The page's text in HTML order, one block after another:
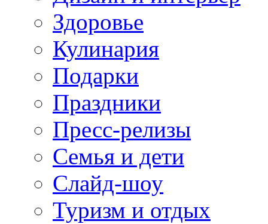
Здоровье
Кулинария
Подарки
Праздники
Пресс-релизы
Семья и дети
Слайд-шоу
Туризм и отдых